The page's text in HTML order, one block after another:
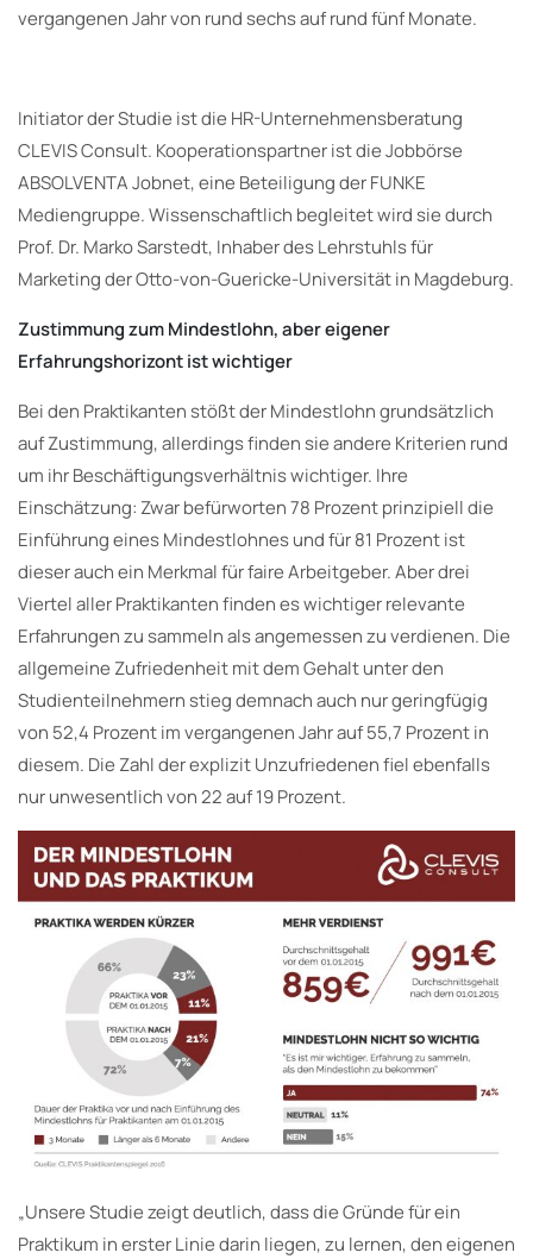
vergangenen Jahr von rund sechs auf rund fünf Monate.
Initiator der Studie ist die HR-Unternehmensberatung
CLEVIS Consult. Kooperationspartner ist die Jobbörse
ABSOLVENTA Jobnet, eine Beteiligung der FUNKE
Mediengruppe. Wissenschaftlich begleitet wird sie durch
Prof. Dr. Marko Sarstedt, Inhaber des Lehrstuhls für
Marketing der Otto-von-Guericke-Universität in Magdeburg.
Zustimmung zum Mindestlohn, aber eigener
Erfahrungshorizont ist wichtiger
Bei den Praktikanten stößt der Mindestlohn grundsätzlich
auf Zustimmung, allerdings finden sie andere Kriterien rund
um ihr Beschäftigungsverhältnis wichtiger. Ihre
Einschätzung: Zwar befürworten 78 Prozent prinzipiell die
Einführung eines Mindestlohnes und für 81 Prozent ist
dieser auch ein Merkmal für faire Arbeitgeber. Aber drei
Viertel aller Praktikanten finden es wichtiger relevante
Erfahrungen zu sammeln als angemessen zu verdienen. Die
allgemeine Zufriedenheit mit dem Gehalt unter den
Studienteilnehmern stieg demnach auch nur geringfügig
von 52,4 Prozent im vergangenen Jahr auf 55,7 Prozent in
diesem. Die Zahl der explizit Unzufriedenen fiel ebenfalls
nur unwesentlich von 22 auf 19 Prozent.
„Unsere Studie zeigt deutlich, dass die Gründe für ein
Praktikum in erster Linie darin liegen, zu lernen, den eigenen